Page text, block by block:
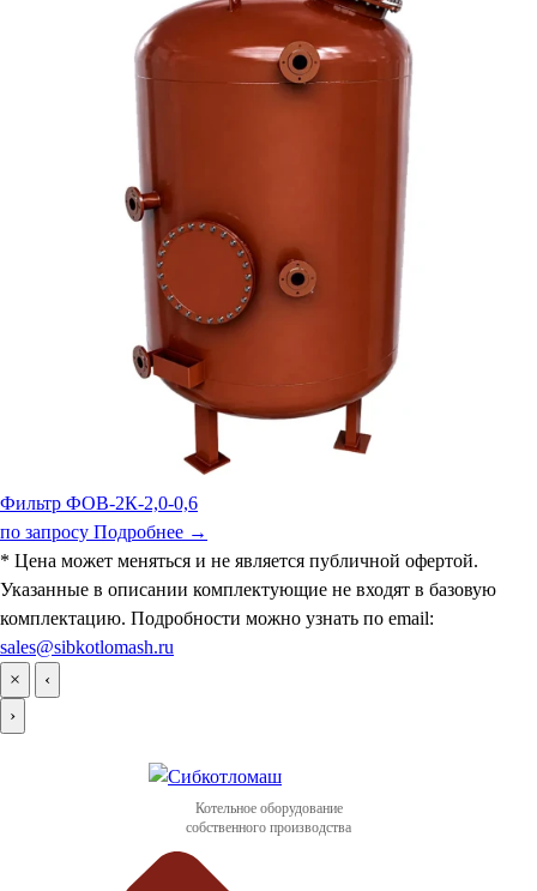
Фильтр ФОВ-2К-2,0-0,6
по запросу Подробнее →
* Цена может меняться и не является публичной офертой.
Указанные в описании комплектующие не входят в базовую
комплектацию. Подробности можно узнать по email:
sales@sibkotlomash.ru
×
‹
›
Котельное оборудование
собственного производства